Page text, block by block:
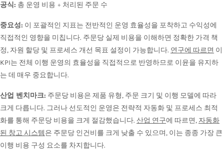
공식: 총 운영 비용 ÷ 처리된 주문 수
중요성: 이 포괄적인 지표는 전반적인 운영 효율성을 포착하고 수익성에
직접적인 영향을 미칩니다. 주문당 실제 비용을 이해하면 정확한 가격 책
정, 자원 할당 및 프로세스 개선 목표 설정이 가능합니다. 연구에 따르면 이
KPI는 전체 이행 운영의 효율성을 직접적으로 반영하므로 이윤을 유지하
는 데 매우 중요합니다.
산업 벤치마크: 주문당 비용은 제품 유형, 주문 크기 및 이행 모델에 따라
크게 다릅니다. 그러나 선도적인 운영은 전략적 자동화 및 프로세스 최적
화를 통해 주문당 비용을 크게 절감했습니다. 산업 연구에 따르면, 자동화
된 창고 시스템은 주문당 인건비를 크게 낮출 수 있으며, 이는 종종 가장 큰
이행 비용 구성 요소를 차지합니다.